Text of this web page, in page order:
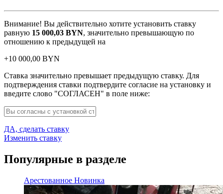
Внимание! Вы действительно хотите установить ставку
равную 15 000,03 BYN, значительно превышающую по
отношению к предыдущей на
+10 000,00 BYN
Ставка значительно превышает предыдущую ставку. Для
подтверждения ставки подтвердите согласие на установку и
введите слово "СОГЛАСЕН" в поле ниже:
ДА, сделать ставку
Изменить ставку
Популярные в разделе
Арестованное Новинка